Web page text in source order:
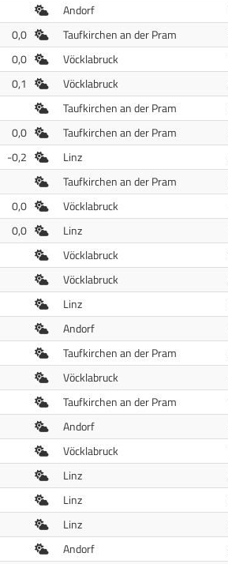
Freiluft
Andorf
0,0 FreiluftTaufkirchen an der Pram
0,0 FreiluftVöcklabruck
0,1 FreiluftVöcklabruck
FreiluftTaufkirchen an der Pram
0,0 FreiluftTaufkirchen an der Pram
-0,2 Freiluft
Linz
FreiluftTaufkirchen an der Pram
0,0 FreiluftVöcklabruck
0,0 Freiluft
Linz
FreiluftVöcklabruck
FreiluftVöcklabruck
Freiluft
Linz
Freiluft
Andorf
FreiluftTaufkirchen an der Pram
FreiluftVöcklabruck
FreiluftTaufkirchen an der Pram
Freiluft
Andorf
FreiluftVöcklabruck
Freiluft
Linz
Freiluft
Linz
Freiluft
Linz
Freiluft
Andorf